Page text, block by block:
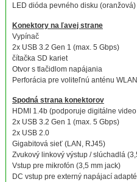
LED dióda pevného disku (oranžová)
Konektory na ľavej strane
Vypínač
2x USB 3.2 Gen 1 (max. 5 Gbps)
čítačka SD kariet
Otvor s tlačidlom napájania
Perforácia pre voliteľnú anténu
Spodná strana konektorov
HDMI 1.4b (podporuje digitálne
2x USB 3.2 Gen 1 (max. 5 Gbps)
2x USB 2.0
Gigabitová sieť (LAN, RJ45)
Zvukový linkový výstup / slúchadlá
Vstup pre mikrofón (3,5 mm jack)
DC vstup pre externý napájací